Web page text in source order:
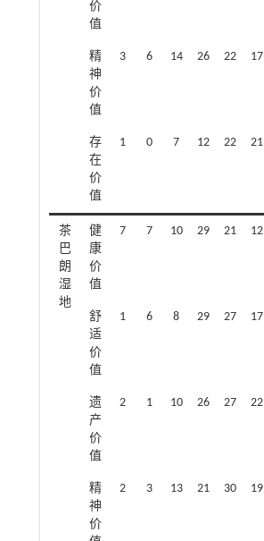
价
值
精
神
价
值
3 6 14 26 22 17
存
在
价
值
1 0 7 12 22 21
茶
巴
朗
湿
地
健
康
价
值
7 7 10 29 21 12
舒
适
价
值
1 6 8 29 27 17
遗
产
价
值
2 1 10 26 27 22
精
神
价
2 3 13 21 30 19